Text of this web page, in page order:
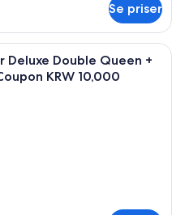
Se priser
minibar,
Deluxe Double Queen +
KRW 10,000